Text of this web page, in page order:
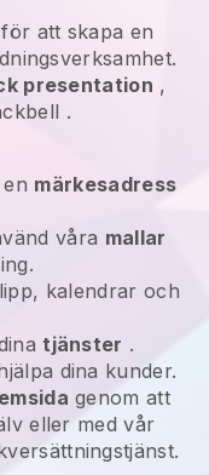
att skapa en
presentation ,
.
märkesadress
våra mallar
kalendrar och
tjänster .
dina kunder.
genom att
eller med vår